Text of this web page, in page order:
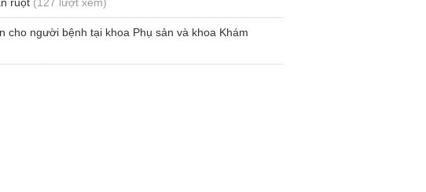
cho người bệnh tại khoa Phụ sản và khoa Khám